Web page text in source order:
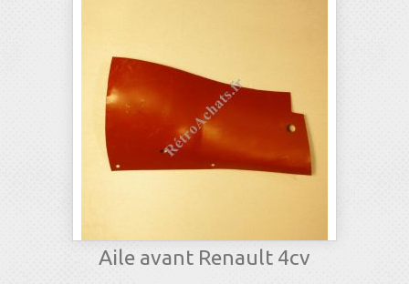
Aile avant Renault 4cv